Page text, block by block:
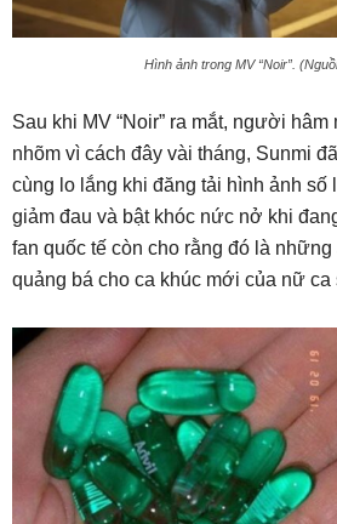
Hình ảnh trong MV “Noir”.
Sau khi MV “Noir” ra mắt, người hâm
nhõm vì cách đây vài tháng, Sunmi
cùng lo lắng khi đăng tải hình ảnh
giảm đau và bật khóc nức nở khi
fan quốc tế còn cho rằng đó là những
quảng bá cho ca khúc mới của nữ ca